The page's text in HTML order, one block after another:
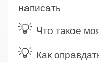
написать
💡 Что такое
💡 Как